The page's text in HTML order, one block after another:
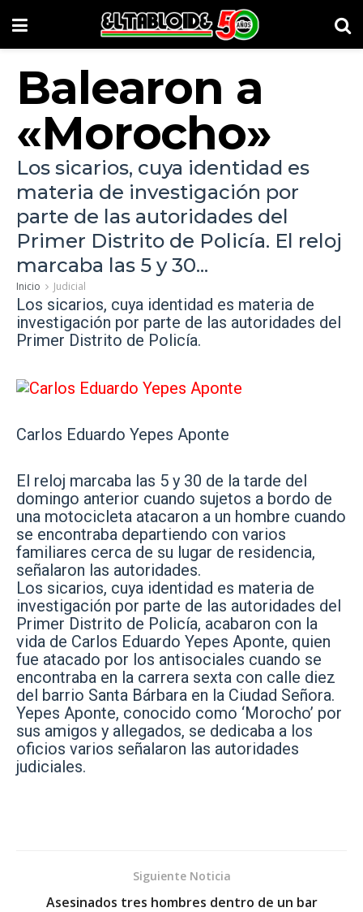
Balearon a
«Morocho»
Los sicarios, cuya identidad es
materia de investigación por
parte de las autoridades del
Primer Distrito de Policía. El reloj
marcaba las 5 y 30...
Inicio Judicial
Los sicarios, cuya identidad es materia de
investigación por parte de las autoridades del
Primer Distrito de Policía.
Carlos Eduardo Yepes Aponte
El reloj marcaba las 5 y 30 de la tarde del
domingo anterior cuando sujetos a bordo de
una motocicleta atacaron a un hombre cuando
se encontraba departiendo con varios
familiares cerca de su lugar de residencia,
señalaron las autoridades.
Los sicarios, cuya identidad es materia de
investigación por parte de las autoridades del
Primer Distrito de Policía, acabaron con la
vida de Carlos Eduardo Yepes Aponte, quien
fue atacado por los antisociales cuando se
encontraba en la carrera sexta con calle diez
del barrio Santa Bárbara en la Ciudad Señora.
Yepes Aponte, conocido como ‘Morocho’ por
sus amigos y allegados, se dedicaba a los
oficios varios señalaron las autoridades
judiciales.
Siguiente Noticia
Asesinados tres hombres dentro de un bar